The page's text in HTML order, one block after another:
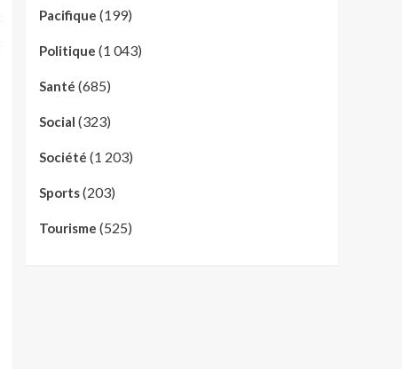
Pacifique (199)
Politique (1 043)
Santé (685)
Social (323)
Société (1 203)
Sports(203)
Tourisme (525)